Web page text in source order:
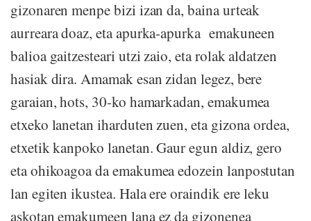
gizonaren menpe bizi izan da, baina urteak
aurreara doaz, eta apurka-apurka emakuneen
balioa gaitzesteari utzi zaio, eta rolak aldatzen
hasiak dira. Amamak esan zidan legez, bere
garaian, hots, 30-ko hamarkadan, emakumea
etxeko lanetan iharduten zuen, eta gizona ordea,
etxetik kanpoko lanetan. Gaur egun aldiz, gero
eta ohikoagoa da emakumea edozein lanpostutan
lan egiten ikustea. Hala ere oraindik ere leku
askotan emakumeen lana ez da gizonenea